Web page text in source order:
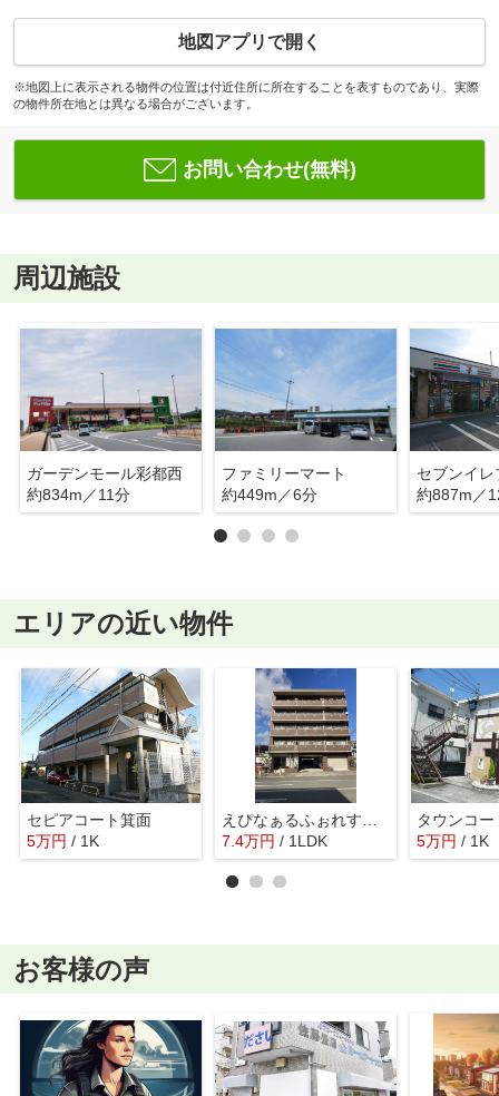
地図アプリで開く
※地図上に表示される物件の位置は付近住所に所在することを表すものであり、実際
の物件所在地とは異なる場合がございます。
お問い合わせ(無料)
周辺施設
ガーデンモール彩都西
約834m／11分
ファミリーマート
約449m／6分
セブンイレ
約887m／
エリアの近い物件
セピアコート箕面
5万円 / 1K
7.4万円 / 1LDK
タウンコー
5万円 / 1K
お客様の声